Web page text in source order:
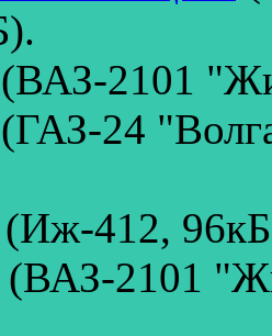
(ВАЗ-2101
(ГАЗ-24
(Иж-412,
(ВАЗ-2101